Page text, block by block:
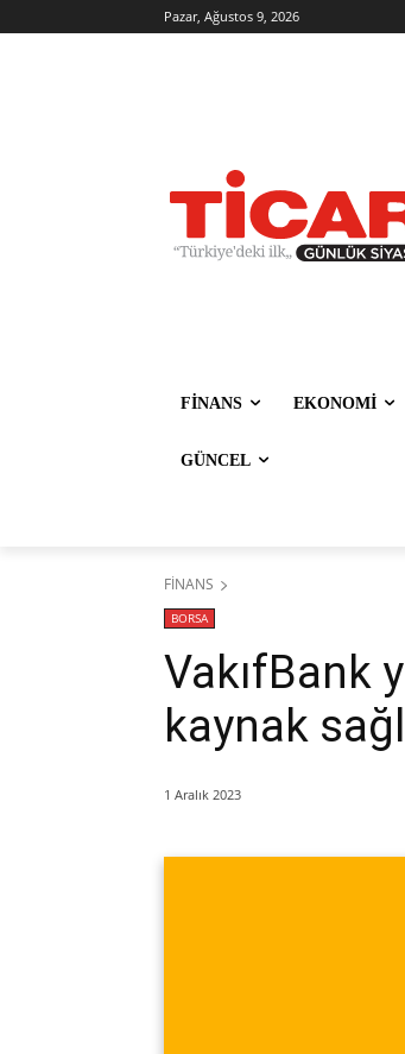
Pazar, Ağustos 9, 2026
FİNANS EKONOMİ
GÜNCEL
FİNANS
BORSA
VakıfBank
kaynak
1 Aralık 2023